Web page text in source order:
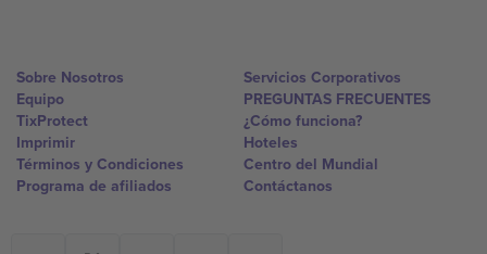
Sobre Nosotros
Equipo
TixProtect
Imprimir
Términos y Condiciones
Programa de afiliados
Servicios Corporativos
PREGUNTAS FRECUENTES
¿Cómo funciona?
Hoteles
Centro del Mundial
Contáctanos